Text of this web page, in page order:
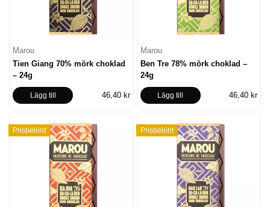
Marou
Tien Giang 70% mörk choklad
– 24g
Lägg till 46,40 kr
Marou
Ben Tre 78% mörk choklad –
24g
Lägg till 46,40 kr
Prisbelönt Prisbelönt